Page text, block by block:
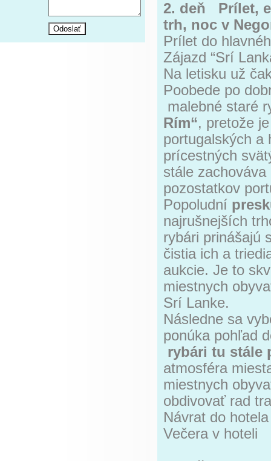
2. deň Prílet,
trh, noc v
Prílet do
Zájazd “Srí
Na letisku už
Poobede po
malebné staré
Rím“, pretože
portugalských a
prícestných
stále
pozostatkov
Popoludní
najrušnejších
rybári prinášajú
čistia ich a
aukcie. Je to
miestnych
Srí Lanke.
Následne sa
ponúka pohľad
rybári tu stále
atmosféra
miestnych
obdivovať rad
Návrat do hotela
Večera v hoteli